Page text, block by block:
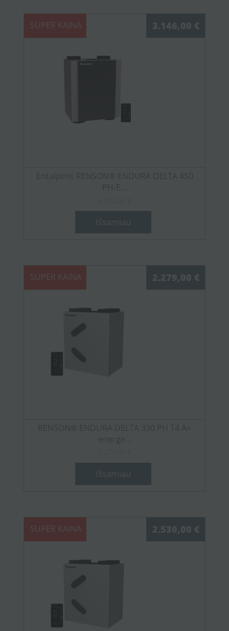
SUPER KAINA 3.146,00 €
Entalpinis RENSON® ENDURA DELTA 450
PH-E...
Išsamiau
SUPER KAINA 2.279,00 €
RENSON® ENDURA DELTA 330 PH T4 A+
energe...
Išsamiau
SUPER KAINA 2.530,00 €